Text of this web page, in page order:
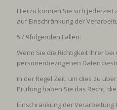
Hierzu können Sie sich jederzeit
auf Einschränkung der
5 / 9folgenden Fällen:
Wenn Sie die Richtigkeit Ihrer
personenbezogenen Daten
in der Regel Zeit, um dies zu
Prüfung haben Sie das Recht, die
Einschränkung der